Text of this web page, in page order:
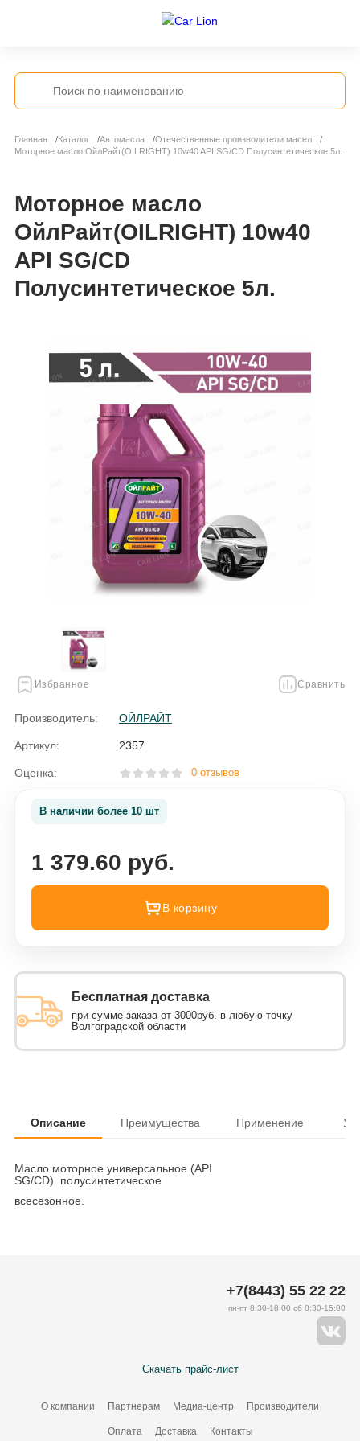
Главная Каталог Автомасла
Отечественные производители масел
Моторное масло ОйлРайт(OILRIGHT) 10w40 API SG/CD Полусинтетическое 5л.
Моторное масло
ОйлРайт(OILRIGHT) 10w40
API SG/CD
Полусинтетическое 5л.
Избранное Сравнить
Производитель: ОЙЛРАЙТ
Артикул: 2357
Оценка: 0 отзывов
В наличии более 10 шт
1 379.60 руб.
В корзину
Бесплатная доставка
при сумме заказа от 3000руб. в любую точку
Волгоградской области
Описание Преимущества Применение
Масло моторное универсальное (API
SG/CD) полусинтетическое
всесезонное.
Скачать прайс-лист
О компании Партнерам Медиа-центр Производители
Оплата Доставка Контакты
+7(8443) 55 22 22
пн-пт 8:30-18:00 сб 8:30-15:00